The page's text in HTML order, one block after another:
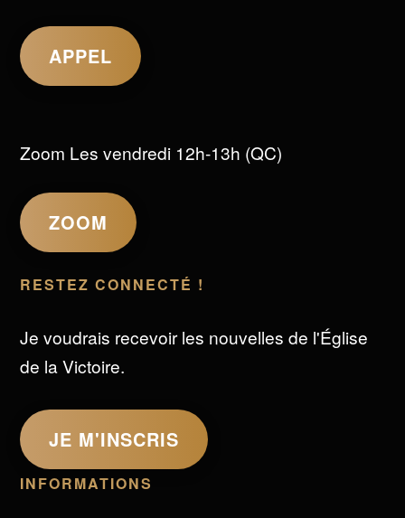
APPEL
Zoom Les vendredi 12h-13h (QC)
ZOOM
RESTEZ CONNECTÉ !
Je voudrais recevoir les nouvelles de l'Église
de la Victoire.
JE M'INSCRIS
INFORMATIONS